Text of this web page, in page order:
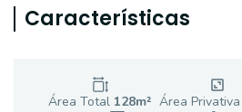
Características
Área Total 128m² Área Privativa